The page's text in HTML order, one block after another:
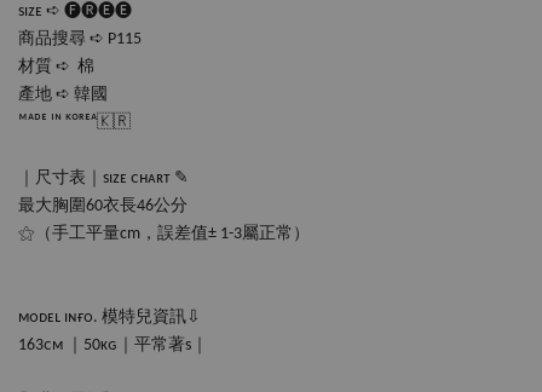
sɪᴢᴇ ➪ 🅕🅡🅔🅔
商品搜尋 ➪ P115
材質 ➪  棉
產地 ➪ 韓國
ᴹᴬᴰᴱ ᴵᴺ ᴷᴼᴿᴱᴬ🇰🇷
｜尺寸表｜sɪᴢᴇ ᴄʜᴀʀᴛ ✎
最大胸圍60衣長46公分
⚝（手工平量cm，誤差值± 1-3屬正常）
ᴍᴏᴅᴇʟ ɪɴғᴏ. 模特兒資訊⇩
163ᴄᴍ ｜50ᴋɢ｜平常著s｜